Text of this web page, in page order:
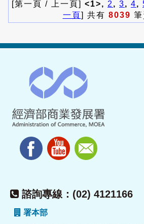
[第一頁 / 上一頁] <1>, 2 , 3, 4,
一頁] 共有 8039
諮詢專線：(02) 4121166
署本部